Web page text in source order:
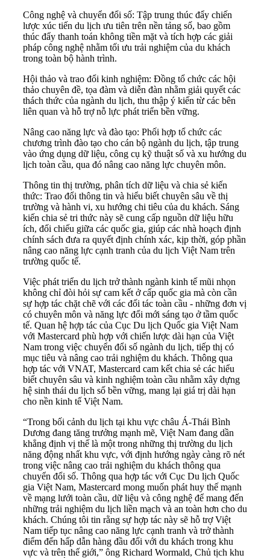
Công nghệ và chuyển đổi số: Tập trung thúc đẩy chiến
lược xúc tiến du lịch ưu tiên trên nền tảng số, bao gồm
thúc đẩy thanh toán không tiền mặt và tích hợp các giải
pháp công nghệ nhằm tối ưu trải nghiệm của du khách
trong toàn bộ hành trình.
Hội thảo và trao đổi kinh nghiệm: Đồng tổ chức các hội
thảo chuyên đề, tọa đàm và diễn đàn nhằm giải quyết các
thách thức của ngành du lịch, thu thập ý kiến từ các bên
liên quan và hỗ trợ nỗ lực phát triển bền vững.
Nâng cao năng lực và đào tạo: Phối hợp tổ chức các
chương trình đào tạo cho cán bộ ngành du lịch, tập trung
vào ứng dụng dữ liệu, công cụ kỹ thuật số và xu hướng du
lịch toàn cầu, qua đó nâng cao năng lực chuyên môn.
Thông tin thị trường, phân tích dữ liệu và chia sẻ kiến
thức: Trao đổi thông tin và hiểu biết chuyên sâu về thị
trường và hành vi, xu hướng chi tiêu của du khách. Sáng
kiến chia sẻ tri thức này sẽ cung cấp nguồn dữ liệu hữu
ích, đối chiếu giữa các quốc gia, giúp các nhà hoạch định
chính sách đưa ra quyết định chính xác, kịp thời, góp phần
nâng cao năng lực cạnh tranh của du lịch Việt Nam trên
trường quốc tế.
Việc phát triển du lịch trở thành ngành kinh tế mũi nhọn
không chỉ đòi hỏi sự cam kết ở cấp quốc gia mà còn cần
sự hợp tác chặt chẽ với các đối tác toàn cầu - những đơn vị
có chuyên môn và năng lực đổi mới sáng tạo ở tầm quốc
tế. Quan hệ hợp tác của Cục Du lịch Quốc gia Việt Nam
với Mastercard phù hợp với chiến lược dài hạn của Việt
Nam trong việc chuyển đổi số ngành du lịch, tiếp thị có
mục tiêu và nâng cao trải nghiệm du khách. Thông qua
hợp tác với VNAT, Mastercard cam kết chia sẻ các hiểu
biết chuyên sâu và kinh nghiệm toàn cầu nhằm xây dựng
hệ sinh thái du lịch số bền vững, mang lại giá trị dài hạn
cho nền kinh tế Việt Nam.
“Trong bối cảnh du lịch tại khu vực châu Á-Thái Bình
Dương đang tăng trưởng mạnh mẽ, Việt Nam đang dần
khẳng định vị thế là một trong những thị trường du lịch
năng động nhất khu vực, với định hướng ngày càng rõ nét
trong việc nâng cao trải nghiệm du khách thông qua
chuyển đổi số. Thông qua hợp tác với Cục Du lịch Quốc
gia Việt Nam, Mastercard mong muốn phát huy thế mạnh
về mạng lưới toàn cầu, dữ liệu và công nghệ để mang đến
những trải nghiệm du lịch liền mạch và an toàn hơn cho du
khách. Chúng tôi tin rằng sự hợp tác này sẽ hỗ trợ Việt
Nam tiếp tục nâng cao năng lực cạnh tranh và trở thành
điểm đến hấp dẫn hàng đầu đối với du khách trong khu
vực và trên thế giới,” ông Richard Wormald, Chủ tịch khu